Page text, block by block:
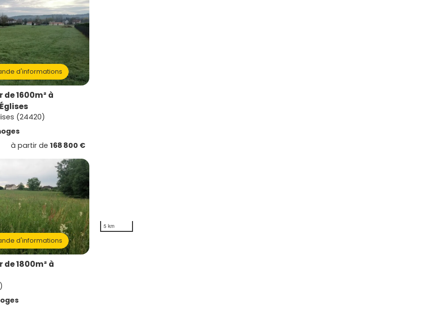
d'informations
1600m² à
(24420)
à partir de 168 800 €
d'informations
1800m² à
5 km